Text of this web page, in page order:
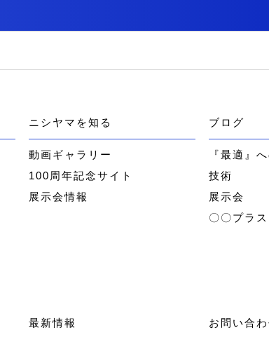
ニシヤマを知る
動画ギャラリー
100周年記念サイト
展示会情報
ブログ
『最適』
技術
展示会
〇〇プラ
最新情報 お問い合